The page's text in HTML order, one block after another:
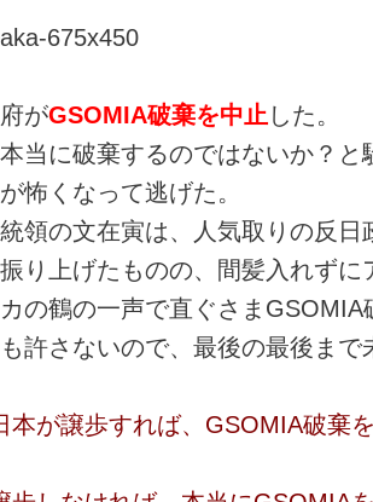
がGSOMIA破棄を中止 した。
当に破棄するのではないか？
怖くなって逃げた。
領の文在寅は、人気取りの反日
り上げたものの、間髪入れずに
の鶴の一声で直ぐさま
許さないので、最後の最後まで
本が譲歩すれば、GSOMIA破棄